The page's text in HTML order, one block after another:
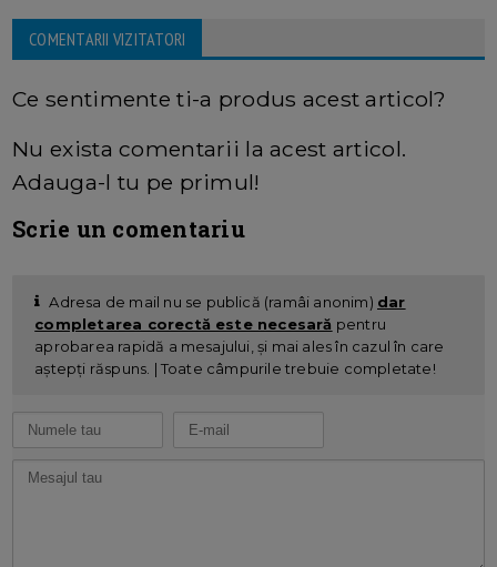
COMENTARII VIZITATORI
Ce sentimente ti-a produs acest articol?
Nu exista comentarii la acest articol.
Adauga-l tu pe primul!
Scrie un comentariu
Adresa de mail nu se publică (ramâi anonim) dar
completarea corectă este necesară pentru
aprobarea rapidă a mesajului, și mai ales în cazul în care
aștepți răspuns. | Toate câmpurile trebuie completate!